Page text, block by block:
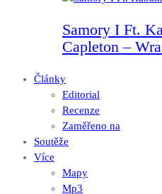
Samory I Ft.
Capleton –
Články
Editorial
Recenze
Zaměřeno na
Soutěže
Více
Mapy
Mp3